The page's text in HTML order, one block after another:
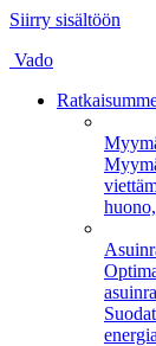
Siirry sisältöön
Vado